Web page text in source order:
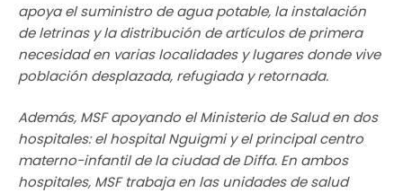
apoya el suministro de agua potable, la instalación
de letrinas y la distribución de artículos de primera
necesidad en varias localidades y lugares donde vive
población desplazada, refugiada y retornada.
Además, MSF apoyando el Ministerio de Salud en dos
hospitales: el hospital Nguigmi y el principal centro
materno-infantil de la ciudad de Diffa. En ambos
hospitales, MSF trabaja en las unidades de salud